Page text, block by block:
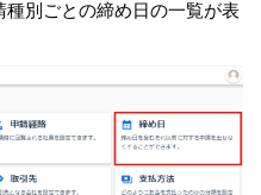
種別ごとの締め日の一覧が表